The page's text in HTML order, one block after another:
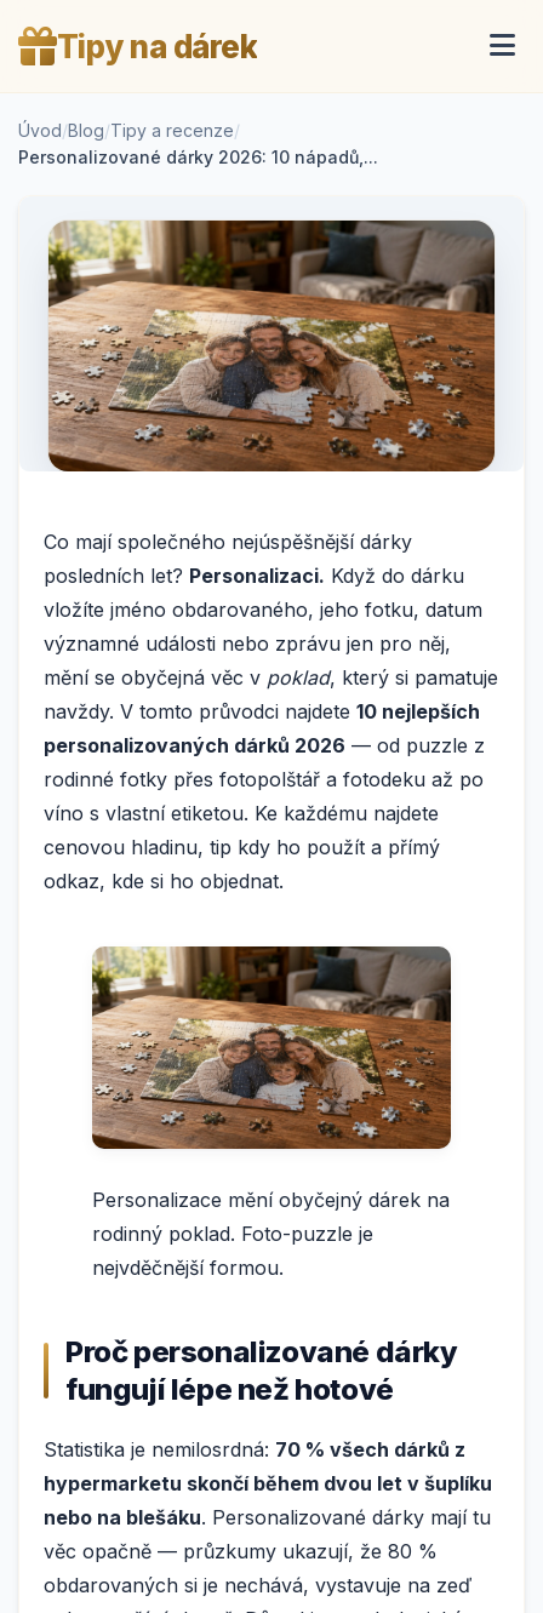
Tipy na dárek
Úvod/Blog/Tipy a recenze/
Personalizované dárky 2026: 10 nápadů,...
Co mají společného nejúspěšnější dárky
posledních let? Personalizaci. Když do dárku
vložíte jméno obdarovaného, jeho fotku, datum
významné události nebo zprávu jen pro něj,
mění se obyčejná věc v poklad, který si pamatuje
navždy. V tomto průvodci najdete 10 nejlepších
personalizovaných dárků 2026 — od puzzle z
rodinné fotky přes fotopolštář a fotodeku až po
víno s vlastní etiketou. Ke každému najdete
cenovou hladinu, tip kdy ho použít a přímý
odkaz, kde si ho objednat.
Personalizace mění obyčejný dárek na
rodinný poklad. Foto-puzzle je
nejvděčnější formou.
Proč personalizované dárky
fungují lépe než hotové
Statistika je nemilosrdná: 70 % všech dárků z
hypermarketu skončí během dvou let v šuplíku
nebo na blešáku. Personalizované dárky mají tu
věc opačně — průzkumy ukazují, že 80 %
obdarovaných si je nechává, vystavuje na zeď